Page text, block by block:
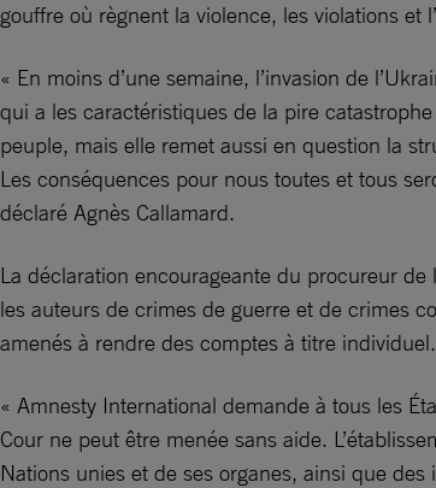
gouffre où règnent la violence, les violations et
« En moins d’une semaine, l’invasion de
qui a les caractéristiques de la pire
peuple, mais elle remet aussi en question la
Les conséquences pour nous toutes et tous
déclaré Agnès Callamard.
La déclaration encourageante du procureur
les auteurs de crimes de guerre et de crimes
amenés à rendre des comptes à titre individuel.
« Amnesty International demande à tous les
Cour ne peut être menée sans aide.
Nations unies et de ses organes, ainsi que